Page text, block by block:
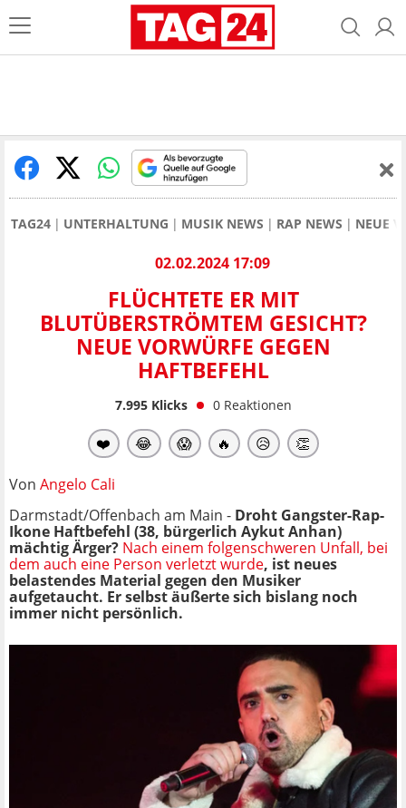
TAG24 UNTERHALTUNG MUSIK NEWS RAP NEWS NEUE
02.02.2024 17:09
FLÜCHTETE ER MIT
BLUTÜBERSTRÖMTEM GESICHT?
NEUE VORWÜRFE GEGEN
HAFTBEFEHL
7.995Klicks 0 Reaktionen
❤️ 😂 😱 🔥 😥 👏
Von Angelo Cali
Darmstadt/Offenbach am Main - Droht Gangster-Rap-
Ikone Haftbefehl (38, bürgerlich Aykut Anhan)
mächtig Ärger? Nach einem folgenschweren Unfall, bei
dem auch eine Person verletzt wurde, ist neues
belastendes Material gegen den Musiker
aufgetaucht. Er selbst äußerte sich bislang noch
immer nicht persönlich.